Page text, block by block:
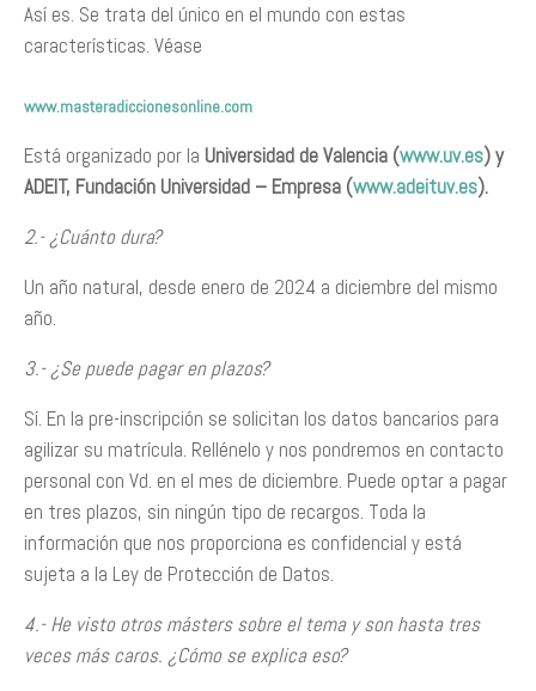
Así es. Se trata del único en el mundo con estas
características. Véase
www.masteradiccionesonline.com
Está organizado por la Universidad de Valencia (www.uv.es) y
ADEIT, Fundación Universidad – Empresa (www.adeituv.es).
2.- ¿Cuánto dura?
Un año natural, desde enero de 2024 a diciembre del mismo
año.
3.- ¿Se puede pagar en plazos?
Sí. En la pre-inscripción se solicitan los datos bancarios para
agilizar su matrícula. Rellénelo y nos pondremos en contacto
personal con Vd. en el mes de diciembre. Puede optar a pagar
en tres plazos, sin ningún tipo de recargos. Toda la
información que nos proporciona es confidencial y está
sujeta a la Ley de Protección de Datos.
4.- He visto otros másters sobre el tema y son hasta tres
veces más caros. ¿Cómo se explica eso?